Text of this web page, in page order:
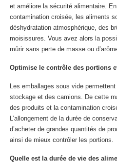
et améliore la sécurité alimentaire.
contamination croisée, les aliments
déshydratation atmosphérique, des
moisissures. Vous avez alors la
mûrir sans perte de masse ou
Optimise le contrôle des portions
Les emballages sous vide
stockage et des camions. De cette
des produits et la contamination
L’allongement de la durée de
d’acheter de grandes quantités de
ainsi de mieux contrôler les portions.
Quelle est la durée de vie des